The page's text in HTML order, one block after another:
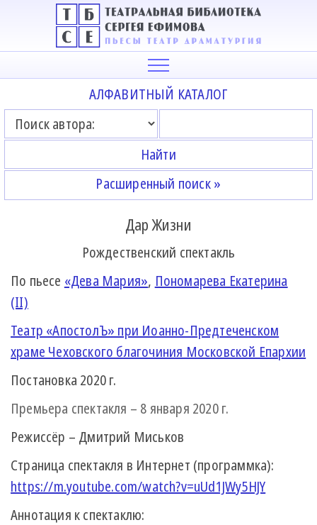
АЛФАВИТНЫЙ КАТАЛОГ
Расширенный поиск »
Дар Жизни
Рождественский спектакль
По пьесе «Дева Мария», Пономарева Екатерина
(II)
Театр «АпостолЪ» при Иоанно-Предтеченском
храме Чеховского благочиния Московской Епархии
Постановка 2020г.
Премьера спектакля – 8 января 2020г.
Режиссёр – Дмитрий Миськов
Страница спектакля в Интернет (программка):
https://m.youtube.com/watch?v=uUd1JWy5HJY
Аннотация к спектаклю: